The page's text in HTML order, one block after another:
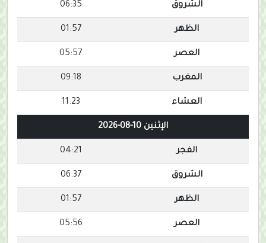
الشروق 06:35
الظهر 01:57
العصر 05:57
المغرب 09:18
العشاء 11:23
الإثنين 10-08-2026
الفجر 04:21
الشروق 06:37
الظهر 01:57
العصر 05:56